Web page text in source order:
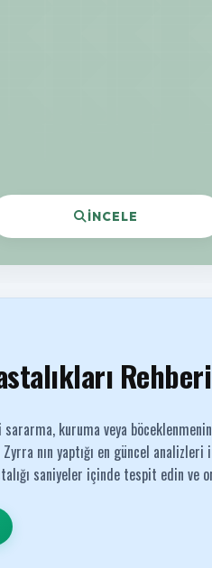
İNCELE
Rehberi
kuruma veya
Zyrra nın yaptığı en güncel
saniyeler içinde tespit edin ve